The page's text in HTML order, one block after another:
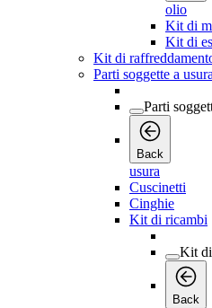
olio
Kit di
Kit di
Kit di
Parti soggette a usura
Parti
Back
usura
Cuscinetti
Cinghie
Kit di ricambi
Kit
Back